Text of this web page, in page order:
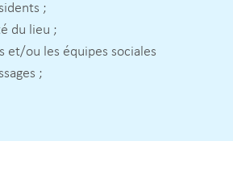
;
du lieu ;
ou les équipes sociales
;